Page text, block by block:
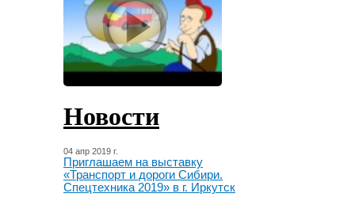
Новости
04 апр 2019 г.
Приглашаем на выставку
«Транспорт и дороги Сибири.
Спецтехника 2019» в г. Иркутск